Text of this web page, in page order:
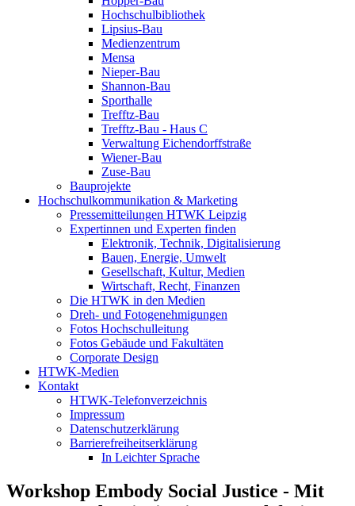
Hochschulbibliothek
Lipsius-Bau
Medienzentrum
Mensa
Nieper-Bau
Shannon-Bau
Sporthalle
Trefftz-Bau
Trefftz-Bau - Haus C
Verwaltung Eichendorffstraße
Wiener-Bau
Zuse-Bau
Bauprojekte
Hochschulkommunikation & Marketing
Pressemitteilungen HTWK Leipzig
Expertinnen und Experten finden
Elektronik, Technik, Digitalisierung
Bauen, Energie, Umwelt
Gesellschaft, Kultur, Medien
Wirtschaft, Recht, Finanzen
Die HTWK in den Medien
Dreh- und Fotogenehmigungen
Fotos Hochschulleitung
Fotos Gebäude und Fakultäten
Corporate Design
HTWK-Medien
Kontakt
HTWK-Telefonverzeichnis
Impressum
Datenschutzerklärung
Barrierefreiheitserklärung
In Leichter Sprache
Workshop Embody Social Justice - Mit